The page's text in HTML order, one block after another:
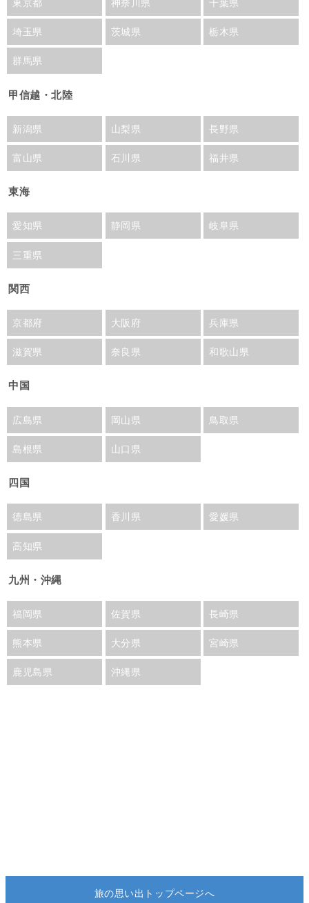
東京都 神奈川県 千葉県
埼玉県 茨城県 栃木県
群馬県
甲信越・北陸
新潟県 山梨県 長野県
富山県 石川県 福井県
東海
愛知県 静岡県 岐阜県
三重県
関西
京都府 大阪府 兵庫県
滋賀県 奈良県 和歌山県
中国
広島県 岡山県 鳥取県
島根県 山口県
四国
徳島県 香川県 愛媛県
高知県
九州・沖縄
福岡県 佐賀県 長崎県
熊本県 大分県 宮崎県
鹿児島県 沖縄県
旅の思い出トップページへ